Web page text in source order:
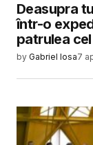
Deasupra
într-o
patrulea
by Gabriel Iosa7